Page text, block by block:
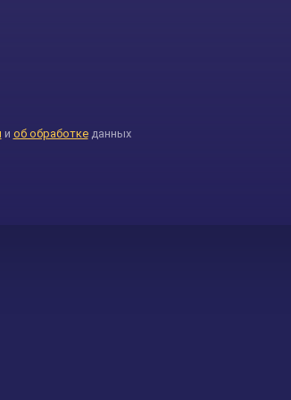
и об обработкеданных